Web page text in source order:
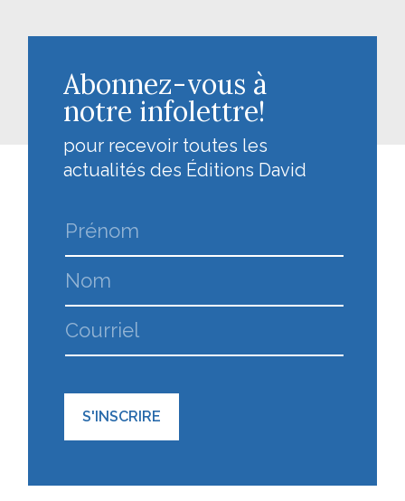
Abonnez-vous à
notre infolettre!
pour recevoir toutes les
actualités des Éditions David